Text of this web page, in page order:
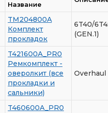
Название
TM204800A
Комплект
прокладок
6T40/
(GEN.1)
T421600A_PR0
Ремкомплект -
оверолкит (все
прокладки и
сальники)
Overhaul
T460600A_PR0